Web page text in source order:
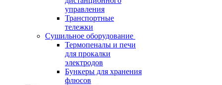
управления
Транспортные
тележки
Сушильное оборудование
Термопеналы и печи
для прокалки
электродов
Бункеры для хранения
флюсов